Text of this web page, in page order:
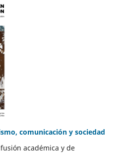
comunicación y sociedad
académica y de